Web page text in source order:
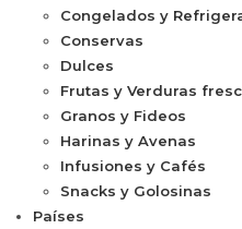
Congelados y
Conservas
Dulces
Frutas y Verduras
Granos y Fideos
Harinas y Avenas
Infusiones y Cafés
Snacks y Golosinas
Países